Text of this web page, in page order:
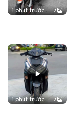
1 phút trước 7
1 phút trước 7